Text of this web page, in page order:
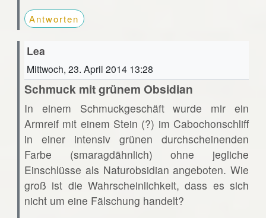
Antworten
Lea
Mittwoch, 23. April 2014 13:28
Schmuck mit grünem Obsidian
In einem Schmuckgeschäft wurde mir ein
Armreif mit einem Stein (?) im Cabochonschliff
in einer intensiv grünen durchscheinenden
Farbe (smaragdähnlich) ohne jegliche
Einschlüsse als Naturobsidian angeboten. Wie
groß ist die Wahrscheinlichkeit, dass es sich
nicht um eine Fälschung handelt?